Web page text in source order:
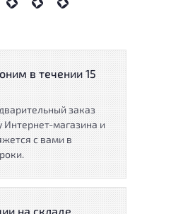
в течении 15
заказ
Интернет-магазина и
с вами в
на складе